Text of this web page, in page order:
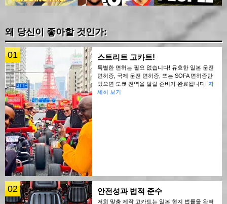
왜 당신이 좋아할 것인가:
01 스트리트 고카트!
특별한 면허는 필요 없습니다! 유효한 일본 운전
면허증, 국제 운전 면허증, 또는 SOFA 면허증만
있으면 도쿄 전역을 달릴 준비가 완료됩니다! 자
세히 보기
02 안전성과 법적 준수
저희 맞춤 제작 고카트는 일본 현지 법률을 완벽